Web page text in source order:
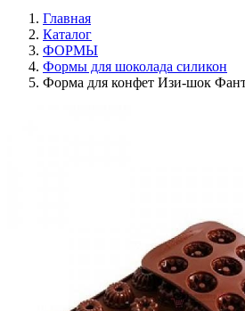
Главная
Каталог
ФОРМЫ
Формы для шоколада силикон
Форма для конфет Изи-шок